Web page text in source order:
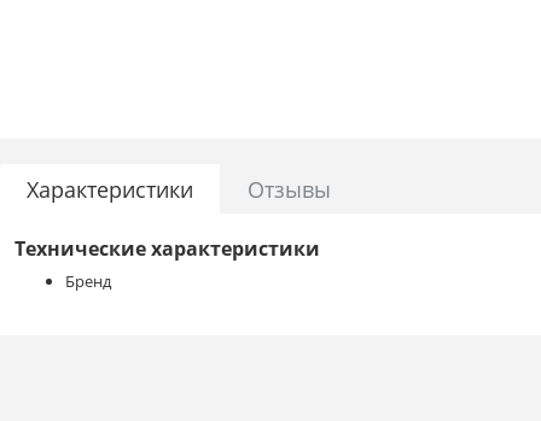
голосовая связь;
возможно скрытое видеонаблюдение.
Технические характеристики:
Характеристики Отзывы
Технические характеристики
Бренд